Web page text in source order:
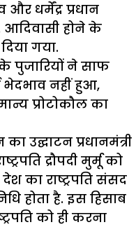
और धर्मेंद्र प्रधान
होने के
गया.
पुजारियों ने साफ
भेदभाव नहीं हुआ,
प्रोटोकौल का
उद्घाटन प्रधानमंत्री
द्रौपदी मुर्मू को
का राष्ट्रपति संसद
होता है. इस हिसाब
को ही करना